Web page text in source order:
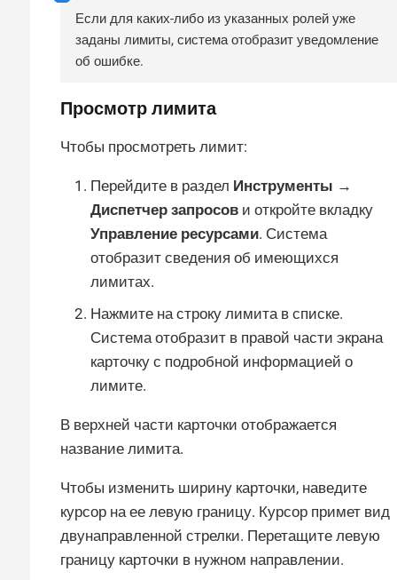
Если для каких-либо из указанных ролей уже
заданы лимиты, система отобразит уведомление
об ошибке.
Просмотр лимита
Чтобы просмотреть лимит:
Перейдите в раздел Инструменты →
Диспетчер запросов и откройте вкладку
Управление ресурсами. Система
отобразит сведения об имеющихся
лимитах.
Нажмите на строку лимита в списке.
Система отобразит в правой части экрана
карточку с подробной информацией о
лимите.
В верхней части карточки отображается
название лимита.
Чтобы изменить ширину карточки, наведите
курсор на ее левую границу. Курсор примет вид
двунаправленной стрелки. Перетащите левую
границу карточки в нужном направлении.